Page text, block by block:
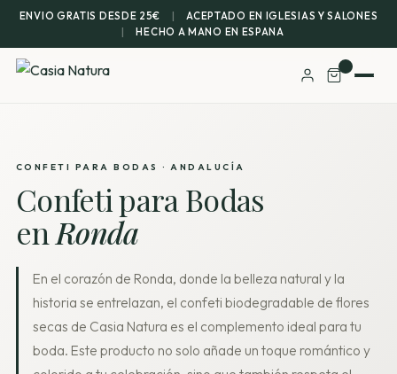
ENVIO GRATIS DESDE 25€ |
ACEPTADO EN IGLESIAS Y SALONES
|
HECHO A MANO EN ESPANA
CONFETI PARA BODAS · ANDALUCÍA
Confeti para Bodas
en Ronda
En el corazón de Ronda, donde la belleza natural y la
historia se entrelazan, el confeti biodegradable de flores
secas de Casia Natura es el complemento ideal para tu
boda. Este producto no solo añade un toque romántico y